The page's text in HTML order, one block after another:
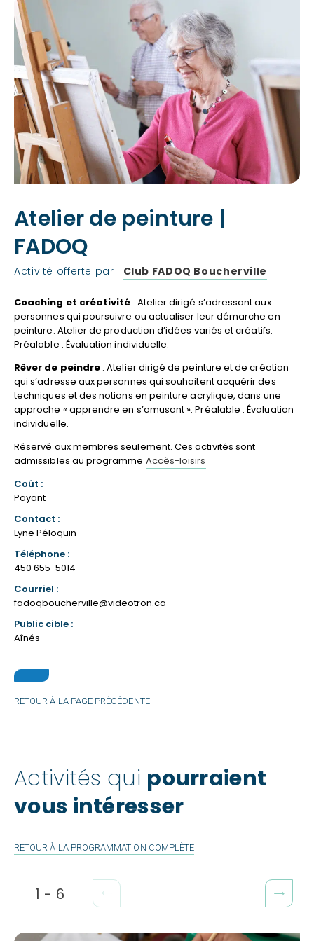
Atelier de peinture |
FADOQ
Activité offerte par : Club FADOQ Boucherville
Coaching et créativité : Atelier dirigé s’adressant aux
personnes qui poursuivre ou actualiser leur démarche en
peinture. Atelier de production d’idées variés et créatifs.
Préalable : Évaluation individuelle.
Rêver de peindre : Atelier dirigé de peinture et de création
qui s’adresse aux personnes qui souhaitent acquérir des
techniques et des notions en peinture acrylique, dans une
approche « apprendre en s’amusant ». Préalable : Évaluation
individuelle.
Réservé aux membres seulement. Ces activités sont
admissibles au programme Accès-loisirs
Coût :
Payant
Contact :
Lyne Péloquin
Téléphone :
450 655-5014
Courriel :
fadoqboucherville@videotron.ca
Public cible :
Aînés
RETOUR À LA PAGE PRÉCÉDENTE
Activités qui pourraient
vous intéresser
RETOUR À LA PROGRAMMATION COMPLÈTE
1 - 6